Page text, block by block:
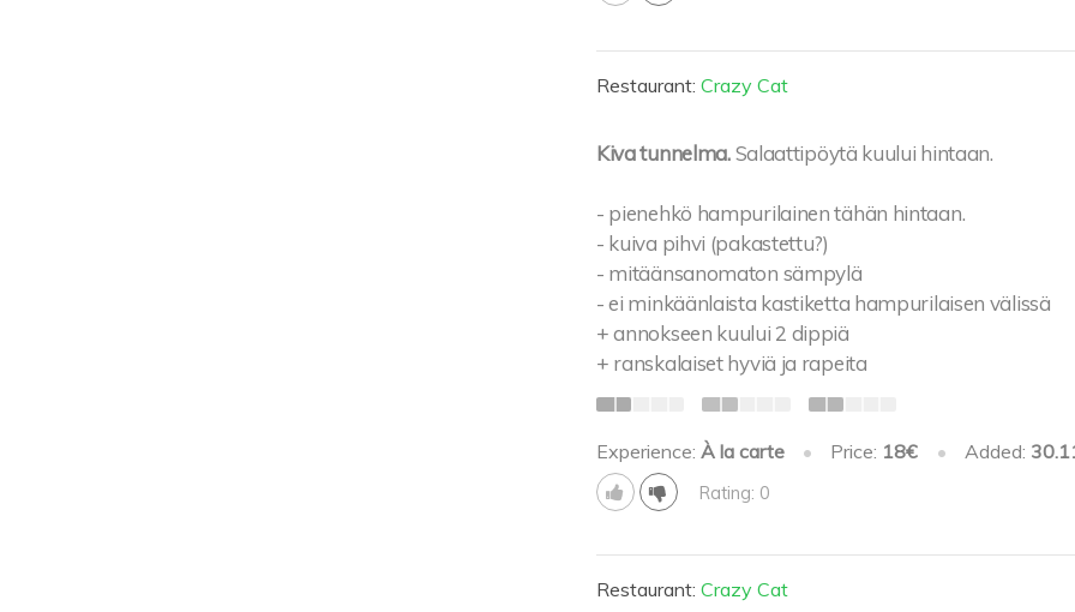
Restaurant: Crazy Cat
Kiva tunnelma. Salaattipöytä kuului hintaan.
- pienehkö hampurilainen tähän hintaan.
- kuiva pihvi (pakastettu?)
- mitäänsanomaton sämpylä
- ei minkäänlaista kastiketta hampurilaisen välissä
+ annokseen kuului 2 dippiä
+ ranskalaiset hyviä ja rapeita
Experience: À la carte • Price: 18€ • Added:
Rating: 0
Restaurant: Crazy Cat